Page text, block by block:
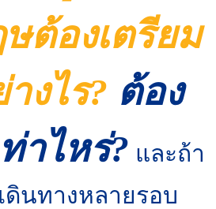
ต้องเตรียม
งไร? ต้อง
าไหร่? และถ้า
นทางหลายรอบ